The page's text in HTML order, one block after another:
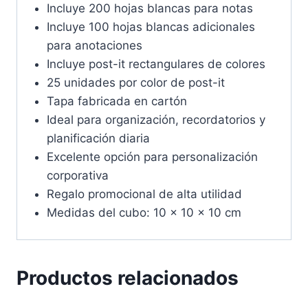
Incluye 200 hojas blancas para notas
Incluye 100 hojas blancas adicionales
para anotaciones
Incluye post-it rectangulares de colores
25 unidades por color de post-it
Tapa fabricada en cartón
Ideal para organización, recordatorios y
planificación diaria
Excelente opción para personalización
corporativa
Regalo promocional de alta utilidad
Medidas del cubo: 10 x 10 x 10 cm
Productos relacionados